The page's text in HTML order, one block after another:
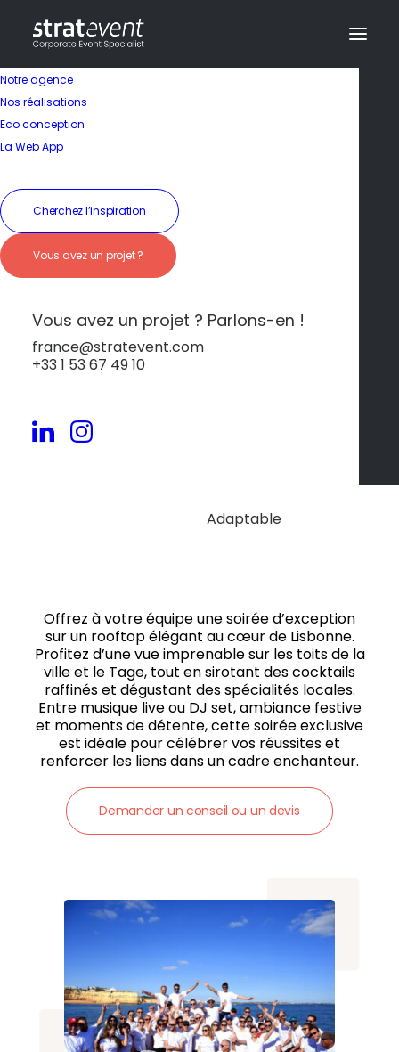
Notre agence
Nos réalisations
Eco conception
La Web App
Cherchez l’inspiration
Vous avez un projet ?
Vous avez un projet ? Parlons-en !
france@stratevent.com
+33 1 53 67 49 10
Soirée sur un rooftop
Lisboète
Adaptable
Offrez à votre équipe une soirée d’exception
sur un rooftop élégant au cœur de Lisbonne.
Profitez d’une vue imprenable sur les toits de la
ville et le Tage, tout en sirotant des cocktails
raffinés et dégustant des spécialités locales.
Entre musique live ou DJ set, ambiance festive
et moments de détente, cette soirée exclusive
est idéale pour célébrer vos réussites et
renforcer les liens dans un cadre enchanteur.
Demander un conseil ou un devis